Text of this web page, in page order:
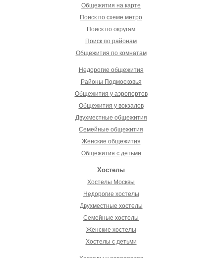
Общежития на карте
Поиск по схеме метро
Поиск по округам
Поиск по районам
Общежития по комнатам
Недорогие общежития
Районы Подмосковья
Общежития у аэропортов
Общежития у вокзалов
Двухместные общежития
Семейные общежития
Женские общежития
Общежития с детьми
Хостелы
Хостелы Москвы
Недорогие хостелы
Двухместные хостелы
Семейные хостелы
Женские хостелы
Хостелы с детьми